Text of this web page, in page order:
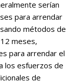
serían
para arrendar
métodos de
meses,
para arrendar el
los esfuerzos de
de